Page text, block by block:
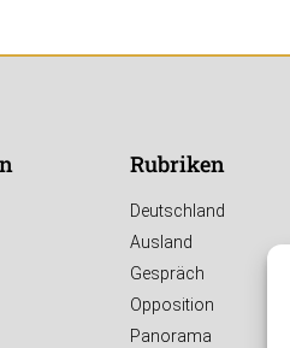
Rubriken
Deutschland
Ausland
Gespräch
Opposition
Panorama